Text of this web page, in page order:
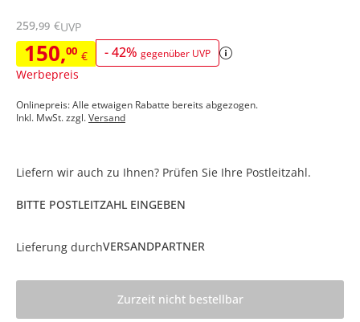
150,00 € -42% gegenüber UVP
Werbepreis
259,99 €UVP
Onlinepreis: Alle etwaigen Rabatte bereits abgezogen.
Inkl. MwSt. zzgl.Versand
Liefern wir auch zu Ihnen? Prüfen Sie Ihre Postleitzahl.
BITTE POSTLEITZAHL EINGEBEN
Lieferung durchVERSANDPARTNER
Zurzeit nicht bestellbar